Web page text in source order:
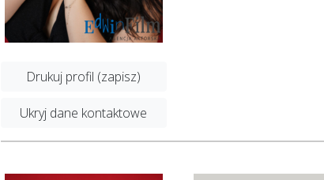
Drukuj profil (zapisz)
Ukryj dane kontaktowe